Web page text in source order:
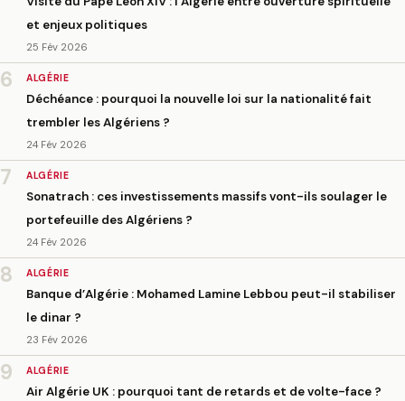
et enjeux politiques
25 Fév 2026
6 ALGÉRIE
Déchéance : pourquoi la nouvelle loi sur la nationalité fait
trembler les Algériens ?
24 Fév 2026
7 ALGÉRIE
Sonatrach : ces investissements massifs vont-ils soulager le
portefeuille des Algériens ?
24 Fév 2026
8 ALGÉRIE
Banque d’Algérie : Mohamed Lamine Lebbou peut-il stabiliser
le dinar ?
23 Fév 2026
9 ALGÉRIE
Air Algérie UK : pourquoi tant de retards et de volte-face ?